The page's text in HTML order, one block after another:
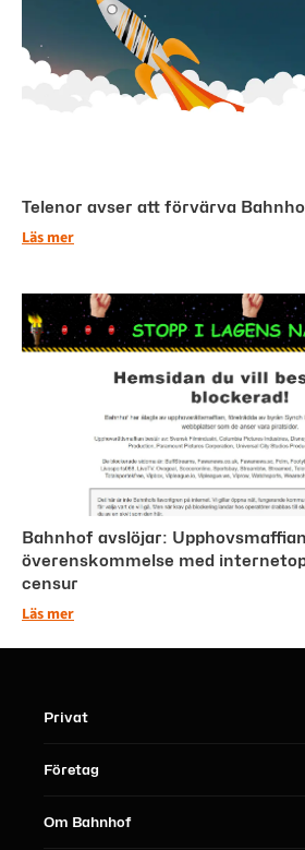
Telenor avser att förvärva
Läs mer
Bahnhof avslöjar:
överenskommelse med
censur
Läs mer
Privat
Företag
Om Bahnhof